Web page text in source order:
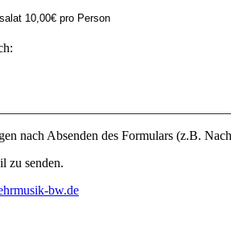
10,00€ pro Person
nach Absenden des Formulars (z.B.
zu senden.
bw.de